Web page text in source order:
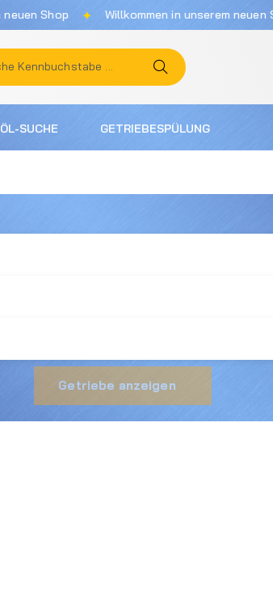
Shop ✦ Willkommen in unserem neuen Shop
SUCHE GETRIEBESPÜLUNG
Getriebe anzeigen